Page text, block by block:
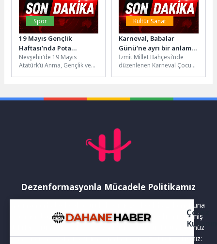
Spor
19 Mayıs Gençlik
Haftası’nda Pota
Heyecanı Sokağa Taştı
Nevşehir’de 19 Mayıs
Atatürk’ü Anma, Gençlik ve
projesinde...
Kültür Sanat
Karneval, Babalar
Günü’ne ayrı bir anlam
kattı
İzmit Millet Bahçesi’nde
düzenlenen Karneval Çocuk
Dezenformasyonla Mücadele Politikamız
Yayınlanan haberler doğruluk ilkesi gözetilerek hazırlanır. Buna
rağmen bazı içeriklerde eksik, hatalı veya güncelliğini yitirmiş
bilgiler bulunabilir.Yanlış veya yanıltıcı olduğunu düşündüğünüz
haberleri aşağıdaki iletişim kanallarından bize bildirebilirsiniz:
Çerez